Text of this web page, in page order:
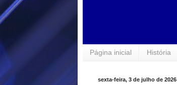
Página inicial História
sexta-feira, 3 de julho de 2026